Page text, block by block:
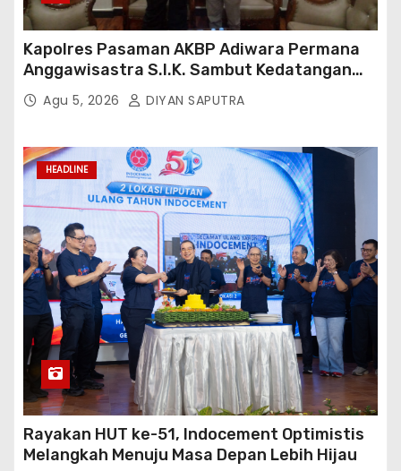
Kapolres Pasaman AKBP Adiwara Permana
Anggawisastra S.I.K. Sambut Kedatangan
Kepala Cakrawala Tv Sumatera Barat
Agu 5, 2026 DIYAN SAPUTRA
HEADLINE
Rayakan HUT ke-51, Indocement Optimistis
Melangkah Menuju Masa Depan Lebih Hijau